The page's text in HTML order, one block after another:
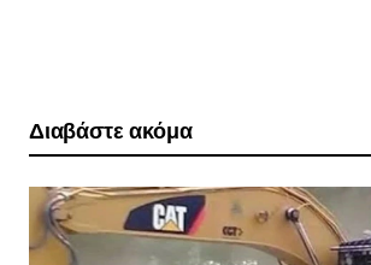
Διαβάστε ακόμα